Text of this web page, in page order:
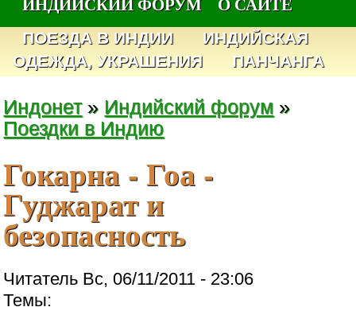
ПОЕЗДА В ИНДИИ
ИНДИЙСКАЯ
ОДЕЖДА, УКРАШЕНИЯ
ПАНЧАНГА
Индонет» Индийский форум »
Поездки в Индию
Гокарна - Гоа -
Гуджарат и
безопасность
Читатель Вс, 06/11/2011 - 23:06
Темы: